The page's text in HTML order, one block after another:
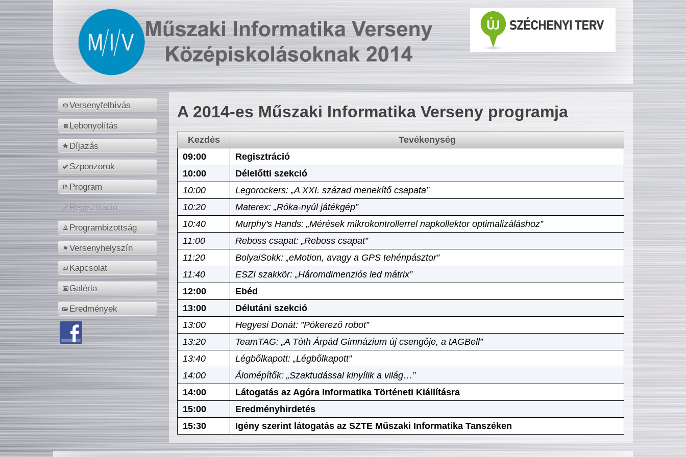
Versenyfelhívás
Lebonyolítás
Díjazás
Szponzorok
Program
Regisztráció
Programbizottság
Versenyhelyszín
Kapcsolat
Galéria
Eredmények
A 2014-es Műszaki Informatika Verseny programja
Kezdés
Tevékenység
09:00
Regisztráció
10:00
Délelőtti szekció
10:00
Legorockers: „A XXI. század menekítő csapata”
10:20
Materex: „Róka-nyúl játékgép”
10:40
Murphy's Hands: „Mérések mikrokontrollerrel napkollektor optimalizáláshoz”
11:00
Reboss csapat: „Reboss csapat”
11:20
BolyaiSokk: „eMotion, avagy a GPS tehénpásztor”
11:40
ESZI szakkör: „Háromdimenziós led mátrix”
12:00
Ebéd
13:00
Délutáni szekció
13:00
Hegyesi Donát: ”Pókerező robot”
13:20
TeamTAG: „A Tóth Árpád Gimnázium új csengője, a tAGBell”
13:40
Légbőlkapott: „Légbőlkapott”
14:00
Álomépítők: „Szaktudással kinyílik a világ…”
14:00
Látogatás az Agóra Informatika Történeti Kiállításra
15:00
Eredményhirdetés
15:30
Igény szerint látogatás az SZTE Műszaki Informatika Tanszéken